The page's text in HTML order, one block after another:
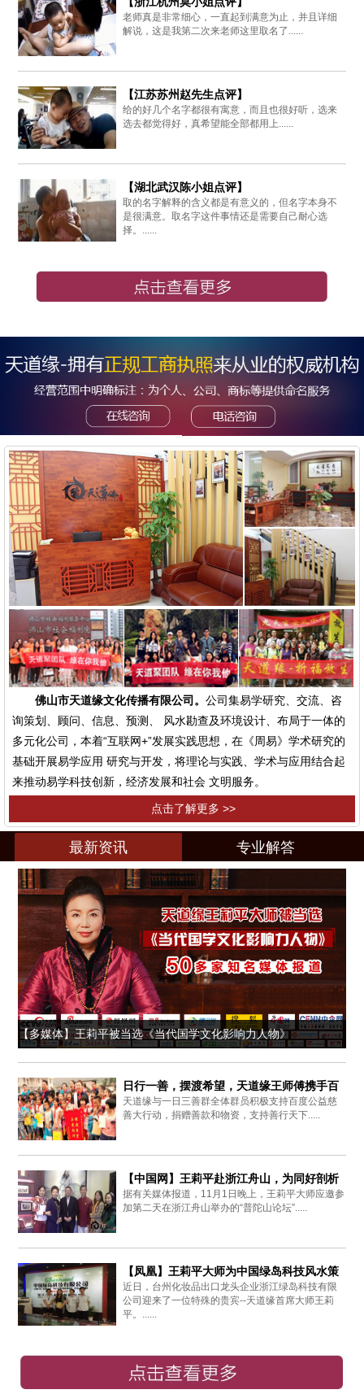
老师真是非常细心，一直起到满意为止，并且详细
解说，这是我第二次来老师这里取名了......
【江苏苏州赵先生点评】
给的好几个名字都很有寓意，而且也很好听，选来
选去都觉得好，真希望能全部都用上......
【湖北武汉陈小姐点评】
取的名字解释的含义都是有意义的，但名字本身不
是很满意。取名字这件事情还是需要自己耐心选
择。......
佛山市天道缘文化传播有限公司。 公司集易学研究、交流、咨
询策划、顾问、信息、预测、 风水勘查及环境设计、布局于一体的
多元化公司，本着“互联网+”发展实践思想，在《周易》学术研究的
基础开展易学应用 研究与开发，将理论与实践、学术与应用结合起
来推动易学科技创新，经济发展和社会 文明服务。
点击了解更多 >>
最新资讯 专业解答
【多媒体】王莉平被当选《当代国学文化影响力人物》
日行一善，摆渡希望，天道缘王师傅携手百
度爱心同行
天道缘与一日三善群全体群员积极支持百度公益慈
善大行动，捐赠善款和物资，支持善行天下.....
【中国网】王莉平赴浙江舟山，为同好剖析
周易思想
据有关媒体报道，11月1日晚上，王莉平大师应邀参
加第二天在浙江舟山举办的“普陀山论坛”.....
【凤凰】王莉平大师为中国绿岛科技风水策
划布局
近日，台州化妆品出口龙头企业浙江绿岛科技有限
公司迎来了一位特殊的贵宾--天道缘首席大师王莉
平。......